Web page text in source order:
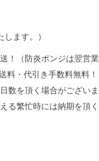
ます。）
！（防炎ポンジは翌営業
料・代引き手数料無料！
数を頂く場合がございま
る繁忙時には納期を頂く